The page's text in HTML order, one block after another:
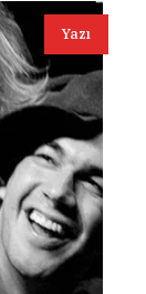
Yazı